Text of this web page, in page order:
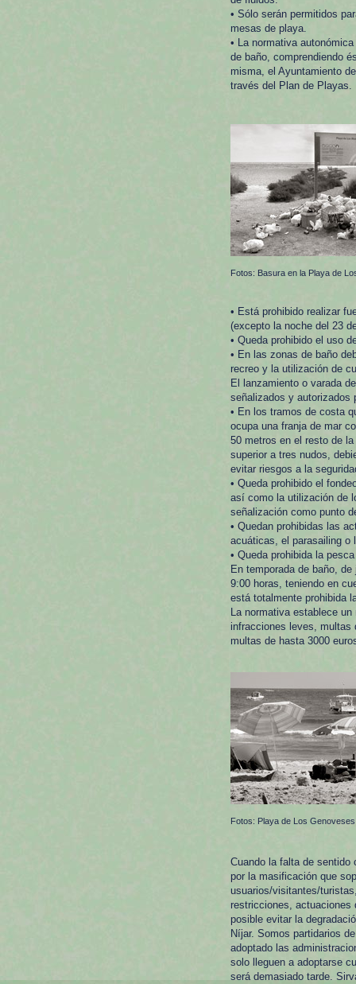
• Sólo serán permitidos
mesas de playa.
• La normativa
de baño, comprendiendo
misma, el Ayuntamiento
través del Plan de Playas.
Fotos: Basura en la Playa de
• Está prohibido realizar
(excepto la noche del 23
• Queda prohibido el uso
• En las zonas de baño
recreo y la utilización de
El lanzamiento o varada
señalizados y autorizados
• En los tramos de costa
ocupa una franja de mar
50 metros en el resto de
superior a tres nudos,
evitar riesgos a la
• Queda prohibido el
así como la utilización de
señalización como punto
• Quedan prohibidas las
acuáticas, el parasailing o
• Queda prohibida la
En temporada de baño,
9:00 horas, teniendo en
está totalmente prohibida
La normativa establece
infracciones leves, multas
multas de hasta 3000
Fotos: Playa de Los
Cuando la falta de sentido
por la masificación que
usuarios/visitantes/
restricciones, actuaciones
posible evitar la
Níjar. Somos partidarios
adoptado las
solo lleguen a adoptarse
será demasiado tarde.